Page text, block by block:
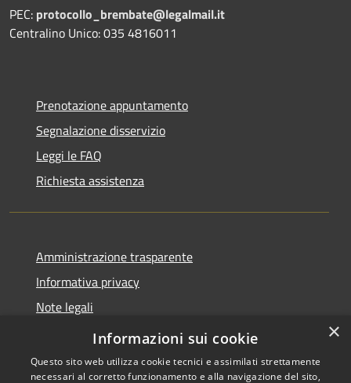
PEC: protocollo_brembate@legalmail.it
Centralino Unico: 035 4816011
Prenotazione appuntamento
Segnalazione disservizio
Leggi le FAQ
Richiesta assistenza
Amministrazione trasparente
Informativa privacy
Note legali
Dichiarazione di accessibilità
×
Informazioni sui cookie
Questo sito web utilizza cookie tecnici e assimilati strettamente
necessari al corretto funzionamento e alla navigazione del sito,